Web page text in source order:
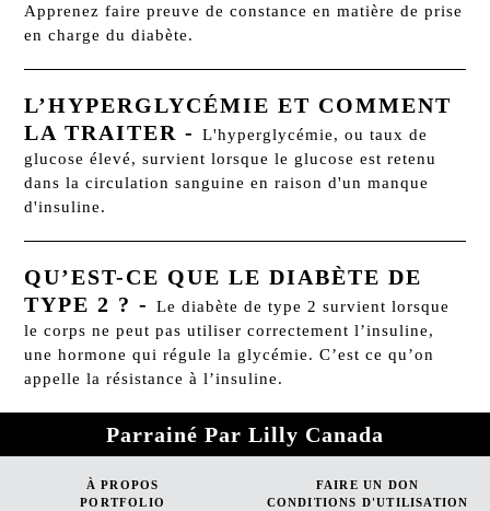
Apprenez faire preuve de constance en matière de prise
en charge du diabète.
L’HYPERGLYCÉMIE ET COMMENT
LA TRAITER -L'hyperglycémie, ou taux de
glucose élevé, survient lorsque le glucose est retenu
dans la circulation sanguine en raison d'un manque
d'insuline.
QU’EST-CE QUE LE DIABÈTE DE
TYPE 2 ? -Le diabète de type 2 survient lorsque
le corps ne peut pas utiliser correctement l’insuline,
une hormone qui régule la glycémie. C’est ce qu’on
appelle la résistance à l’insuline.
Parrainé Par Lilly Canada
À PROPOS
FAIRE UN DON
PORTFOLIO
CONDITIONS D'UTILISATION